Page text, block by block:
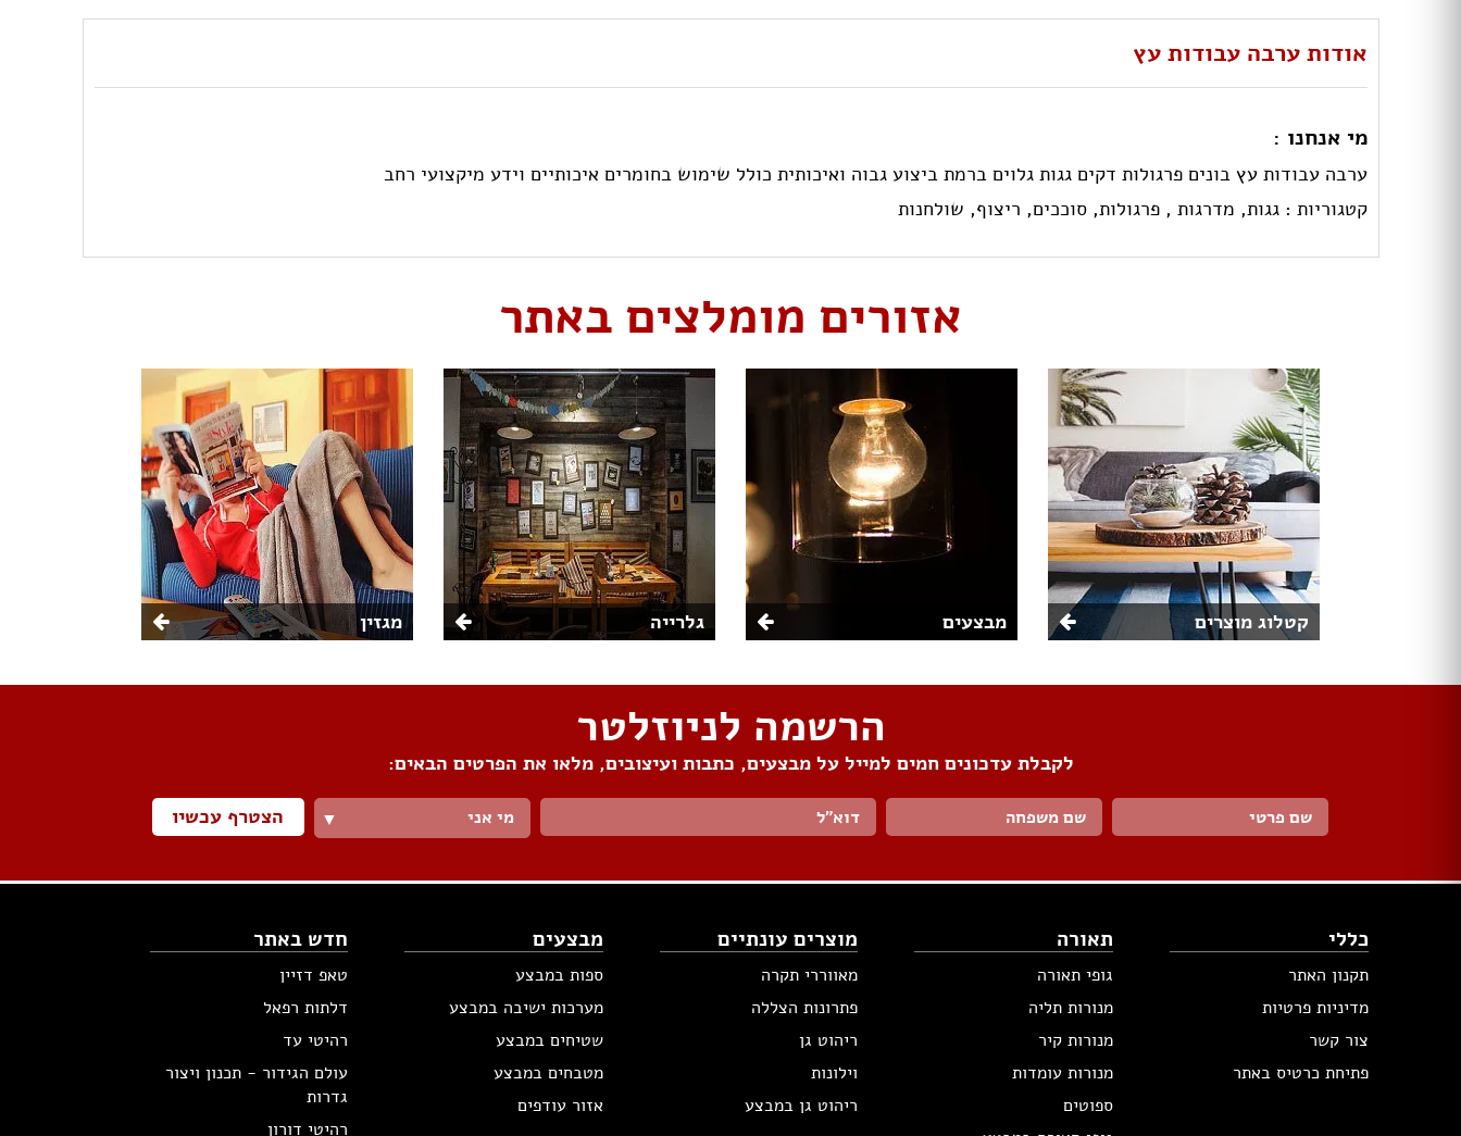
אודות ערבה עבודות עץ
מי אנחנו :
ערבה עבודות עץ בונים פרגולות דקים גגות גלוים ברמת ביצוע גבוה ואיכותית כולל שימוש בחומרים איכותיים וידע מיקצועי רחב
קטגוריות :גגות, מדרגות , פרגולות, סוככים, ריצוף, שולחנות
אזורים מומלצים באתר
קטלוג מוצרים מבצעים גלרייה מגזין
הרשמה לניוזלטר
לקבלת עדכונים חמים למייל על מבצעים, כתבות ועיצובים, מלאו את הפרטים הבאים:
מי אני ▼ הצטרף עכשיו
כללי
תקנון האתר
מדיניות פרטיות
צור קשר
פתיחת כרטיס באתר
תאורה
גופי תאורה
מנורות תליה
מנורות קיר
מנורות עומדות
ספוטים
מוצרים עונתיים
מאווררי תקרה
פתרונות הצללה
ריהוט גן
וילונות
ריהוט גן במבצע
מבצעים
ספות במבצע
מערכות ישיבה במבצע
שטיחים במבצע
מטבחים במבצע
אזור עודפים
חדש באתר
טאפ דזיין
דלתות רפאל
רהיטי עד
עולם הגידור - תכנון ויצור
גדרות
רהיטי דורון